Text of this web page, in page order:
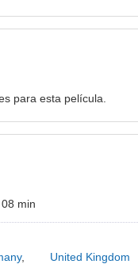
para esta película.
min
,
United Kingdom